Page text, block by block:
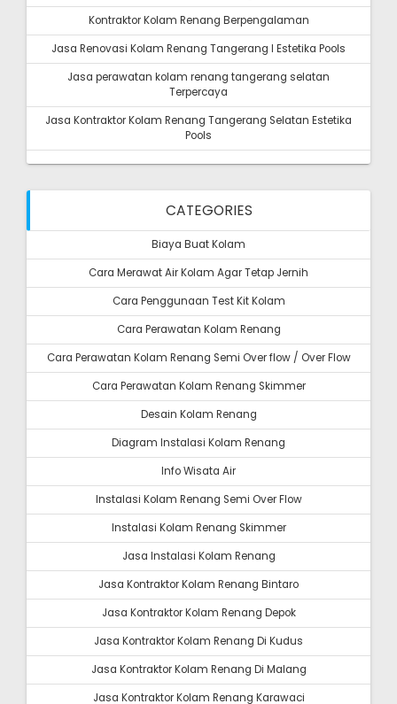
Kontraktor Kolam Renang Berpengalaman
Jasa Renovasi Kolam Renang Tangerang I Estetika Pools
Jasa perawatan kolam renang tangerang selatan
Terpercaya
Jasa Kontraktor Kolam Renang Tangerang Selatan Estetika
Pools
CATEGORIES
Biaya Buat Kolam
Cara Merawat Air Kolam Agar Tetap Jernih
Cara Penggunaan Test Kit Kolam
Cara Perawatan Kolam Renang
Cara Perawatan Kolam Renang Semi Over flow / Over Flow
Cara Perawatan Kolam Renang Skimmer
Desain Kolam Renang
Diagram Instalasi Kolam Renang
Info Wisata Air
Instalasi Kolam Renang Semi Over Flow
Instalasi Kolam Renang Skimmer
Jasa Instalasi Kolam Renang
Jasa Kontraktor Kolam Renang Bintaro
Jasa Kontraktor Kolam Renang Depok
Jasa Kontraktor Kolam Renang Di Kudus
Jasa Kontraktor Kolam Renang Di Malang
Jasa Kontraktor Kolam Renang Karawaci